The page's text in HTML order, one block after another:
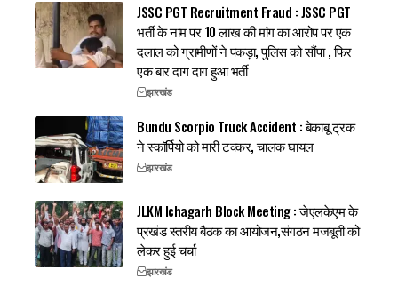
JSSC PGT Recruitment Fraud : JSSC PGT
भर्ती के नाम पर 10 लाख की मांग का आरोप पर एक
दलाल को ग्रामीणों ने पकड़ा, पुलिस को सौंपा , फिर
एक बार दाग दाग हुआ भर्ती
झारखंड
Bundu Scorpio Truck Accident : बेकाबू ट्रक
ने स्कॉर्पियो को मारी टक्कर, चालक घायल
झारखंड
JLKM Ichagarh Block Meeting : जेएलकेएम के
प्रखंड स्तरीय बैठक का आयोजन,संगठन मजबूती को
लेकर हुई चर्चा
झारखंड